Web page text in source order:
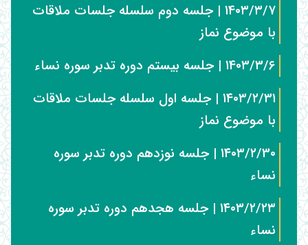
۱۴۰۳/۳/۷ | جلسه دوم سلسله جلسات ملاقات
با موضوع نماز
۱۴۰۳/۳/۶ | جلسه بیستم دوره تدبر سوره نساء
۱۴۰۳/۲/۳۱ | جلسه اول سلسله جلسات ملاقات
با موضوع نماز
۱۴۰۳/۲/۳۰ | جلسه نوزدهم دوره تدبر سوره
نساء
۱۴۰۳/۲/۲۳ | جلسه هجدهم دوره تدبر سوره
نساء